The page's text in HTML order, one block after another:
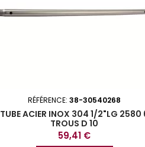
RÉFÉRENCE:38-30540268
TUBE ACIER INOX 304 1/2"LG 2580
TROUS D 10
Prix
59,41 €